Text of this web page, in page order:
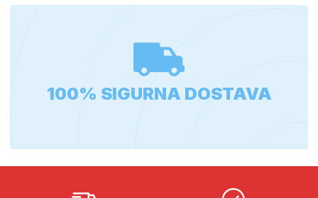
100% SIGURNA DOSTAVA